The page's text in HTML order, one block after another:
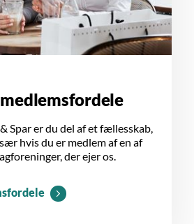
Spar er du del af et fællesskab,
hvis du er medlem af en af
der ejer os.